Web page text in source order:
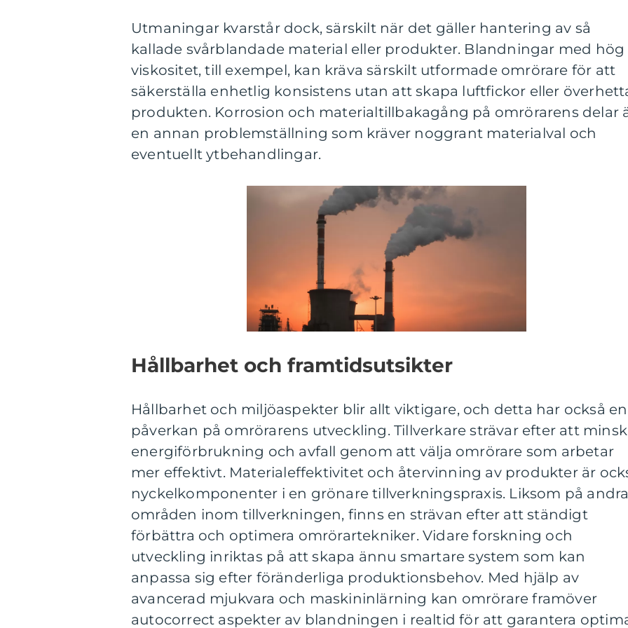
Utmaningar kvarstår dock, särskilt när det gäller hantering av så
kallade svårblandade material eller produkter. Blandningar med hög
viskositet, till exempel, kan kräva särskilt utformade omrörare för att
säkerställa enhetlig konsistens utan att skapa luftfickor eller
produkten. Korrosion och materialtillbakagång på omrörarens delar
en annan problemställning som kräver noggrant materialval och
eventuellt ytbehandlingar.
Hållbarhet och framtidsutsikter
Hållbarhet och miljöaspekter blir allt viktigare, och detta har också en
påverkan på omrörarens utveckling. Tillverkare strävar efter att
energiförbrukning och avfall genom att välja omrörare som arbetar
mer effektivt. Materialeffektivitet och återvinning av produkter är
nyckelkomponenter i en grönare tillverkningspraxis. Liksom på
områden inom tillverkningen, finns en strävan efter att ständigt
förbättra och optimera omrörartekniker. Vidare forskning och
utveckling inriktas på att skapa ännu smartare system som kan
anpassa sig efter föränderliga produktionsbehov. Med hjälp av
avancerad mjukvara och maskininlärning kan omrörare framöver
autocorrect aspekter av blandningen i realtid för att garantera